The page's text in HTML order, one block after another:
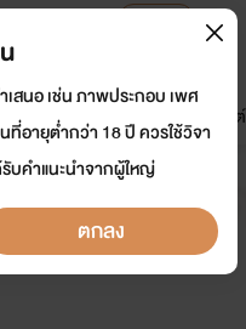
การ์ตูน
มาใหม่
ดรีมแชท ธัญลิสต์
(อิโรติก-
สนอ เช่น ภาพประกอบ เพศ
อายุต่ำกว่า 18 ปี ควรใช้วิจา
บคำแนะนำจากผู้ใหญ่
ตกลง